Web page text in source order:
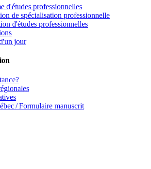
d'études professionnelles
de spécialisation professionnelle
d'études professionnelles
jour
/ Formulaire manuscrit